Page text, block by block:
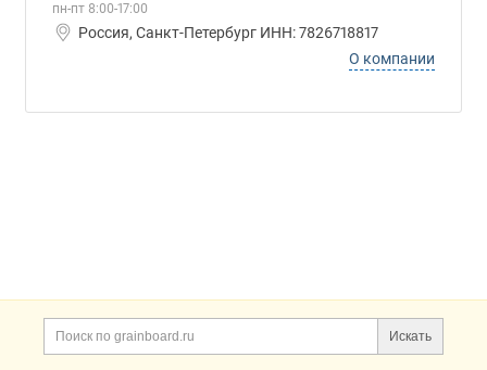
пн-пт 8:00-17:00
Россия, Санкт-Петербург ИНН: 7826718817
О компании
Дополнительная информация
Поиск по сайту и
Искать